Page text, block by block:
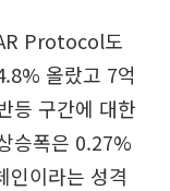
Protocol도
올랐고 7억
등 구간에 대한
승폭은 0.27%
인이라는 성격